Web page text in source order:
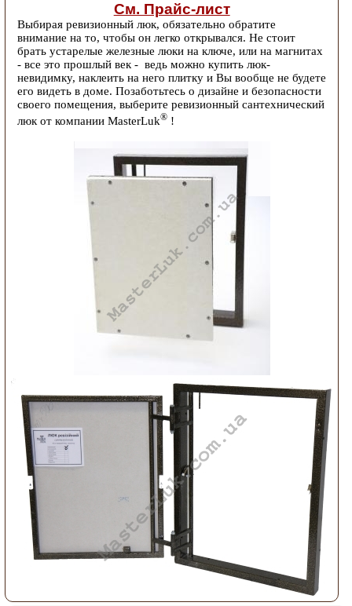
См. Прайс-лист
Выбирая ревизионный люк, обязательно обратите
внимание на то, чтобы он легко открывался. Не стоит
брать устарелые железные люки на ключе, или на магнитах
- все это прошлый век - ведь можно купить люк-
невидимку, наклеить на него плитку и Вы вообще не будете
его видеть в доме. Позаботьтесь о дизайне и безопасности
своего помещения, выберите ревизионный сантехнический
люк от компании MasterLuk® !